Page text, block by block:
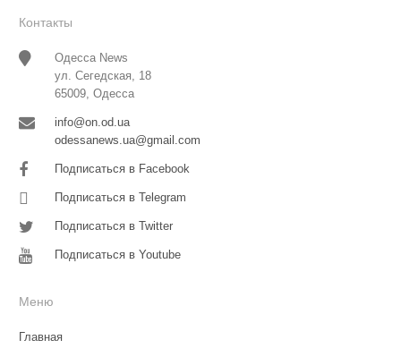
Контакты
Одесса News
ул. Сегедская, 18
65009, Одесса
info@on.od.ua
odessanews.ua@gmail.com
Подписаться в Facebook
Подписаться в Telegram
Подписаться в Twitter
Подписаться в Youtube
Меню
Главная